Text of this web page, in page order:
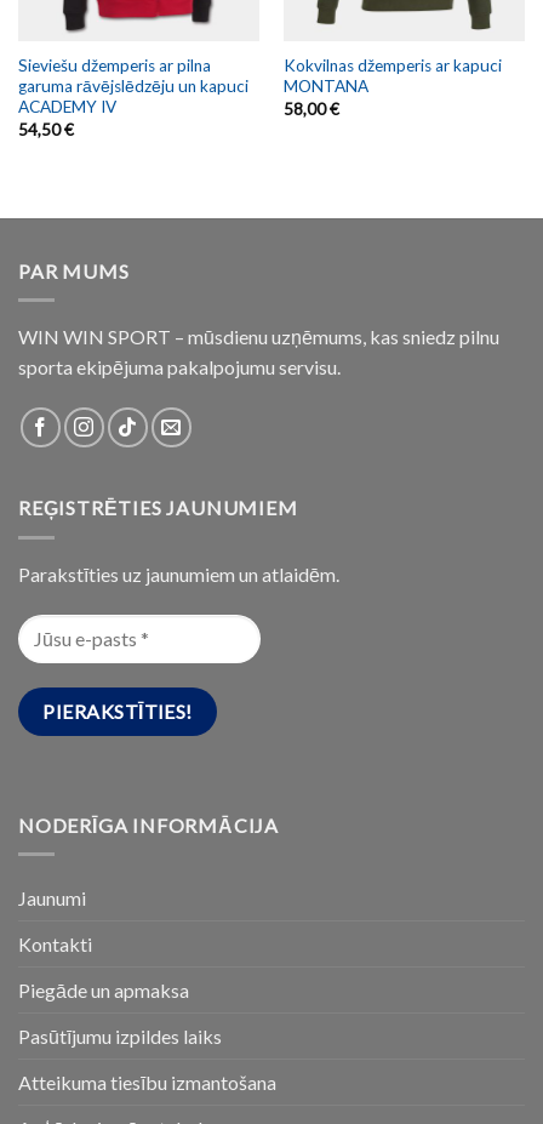
Sieviešu džemperis ar pilna
garuma rāvējslēdzēju un kapuci
ACADEMY IV
54,50€
Kokvilnas džemperis ar kapuci
MONTANA
58,00€
PAR MUMS
WIN WIN SPORT – mūsdienu uzņēmums, kas sniedz pilnu
sporta ekipējuma pakalpojumu servisu.
REĢISTRĒTIES JAUNUMIEM
Parakstīties uz jaunumiem un atlaidēm.
NODERĪGA INFORMĀCIJA
Jaunumi
Kontakti
Piegāde un apmaksa
Pasūtījumu izpildes laiks
Atteikuma tiesību izmantošana